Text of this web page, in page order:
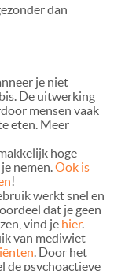
dan
je niet
De uitwerking
mensen vaak
eten. Meer
hoge
nemen. Ook is
!
werkt snel en
dat je geen
vind je hier.
van mediwiet
. Door het
de psychoactieve